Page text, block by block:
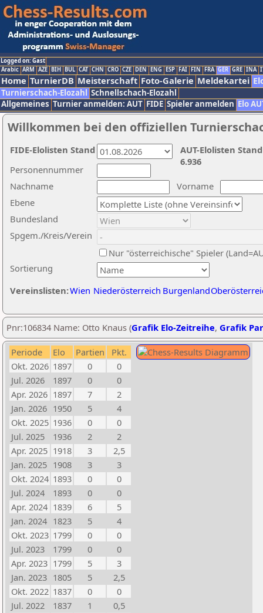
Logged on: Gast
Arabic ARM AZE BIH BUL CAT CHN CRO CZE DEN ENG ESP FAI FIN FRA GER GRE INA
Home TurnierDB Meisterschaft Foto-Galerie Meldekartei
Turnierschach-Elozahl Schnellschach-Elozahl
Allgemeines Turnier anmelden: AUT FIDE Spieler anmelden Elo
Willkommen bei den offiziellen
Nachname
Vorname
Ebene
Sortierung
Personennummer
Bundesland
Spgem./Kreis/Verein
Nur "österreichische" Spieler
Vereinslisten:Wien Niederösterreich Burgenland
AUT-Elolisten
6.936
FIDE-Elolisten Stand
Pnr:106834 Name: Otto Knaus (Grafik Elo-Zeitreihe, Grafik
Periode Elo Partien
Pkt.
Okt. 2026 1897 0
0
Jul. 2026
1897 0
0
Apr. 2026 1897 7
2
Jan. 2026 1950 5
4
Okt. 2025 1936 0
0
Jul. 2025
1936 2
2
Apr. 2025 1918 3
2,5
Jan. 2025 1908 3
3
Okt. 2024 1893 0
0
Jul. 2024
1893 0
0
Apr. 2024 1839 6
5
Jan. 2024 1823 5
4
Okt. 2023 1799 0
0
Jul. 2023
1799 0
0
Apr. 2023 1799 5
3
Jan. 2023 1805 5
2,5
Okt. 2022 1837 0
0
Jul. 2022
1837 1
0,5